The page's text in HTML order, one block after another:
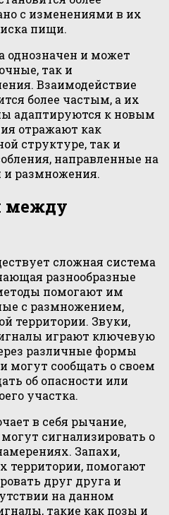
с изменениями в их
пищи.
однозначен и может
так и
Взаимодействие
более частым, а их
адаптируются к новым
отражают как
структуре, так и
направленные на
размножения.
между
сложная система
разнообразные
помогают им
с размножением,
территории. Звуки,
играют ключевую
различные формы
сообщать о своем
об опасности или
участка.
в себя рычание,
сигнализировать о
Запахи,
территории, помогают
друг друга и
на данном
такие как позы и